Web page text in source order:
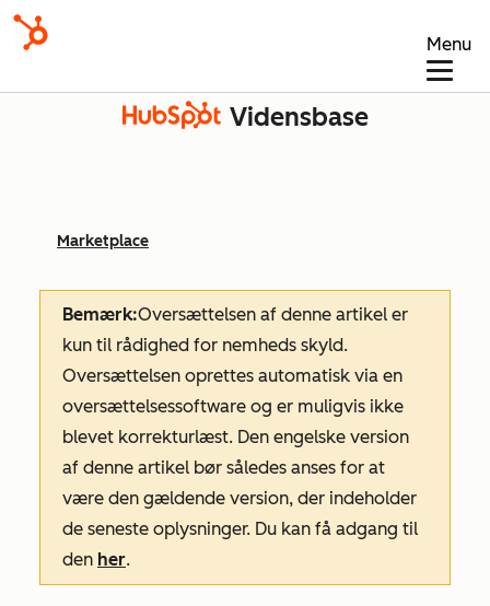
Menu
Vidensbase
Marketplace
Bemærk:Oversættelsen af denne artikel er
kun til rådighed for nemheds skyld.
Oversættelsen oprettes automatisk via en
oversættelsessoftware og er muligvis ikke
blevet korrekturlæst. Den engelske version
af denne artikel bør således anses for at
være den gældende version, der indeholder
de seneste oplysninger. Du kan få adgang til
den her.